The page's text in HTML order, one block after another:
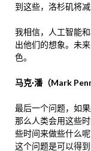
到这些，洛杉矶将
我相信，人工智能
出他们的想象。未
色。
马克·潘（Mark Penn
最后一个问题，如
那么人类会用这些
些时间来做些什么
这个问题是可以得到